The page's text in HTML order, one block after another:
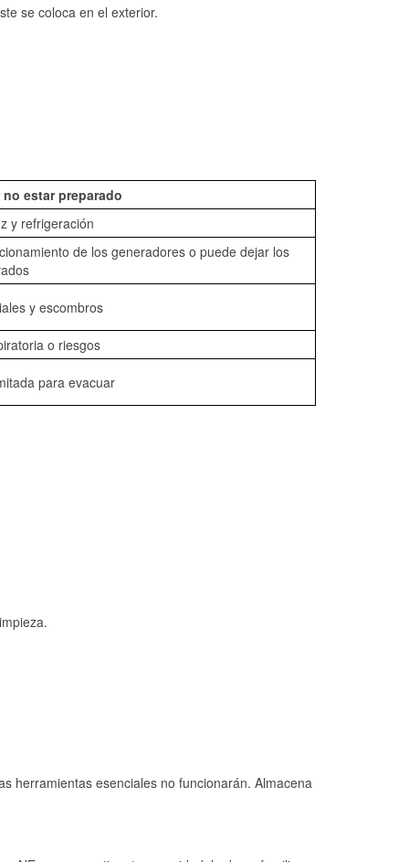
se coloca en el exterior.
estar preparado
y refrigeración
de los generadores o puede dejar los
y escombros
o riesgos
para evacuar
herramientas esenciales no funcionarán. Almacena